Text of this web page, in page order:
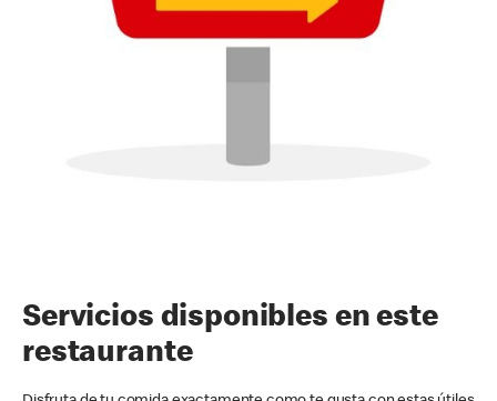
Servicios disponibles en este
restaurante